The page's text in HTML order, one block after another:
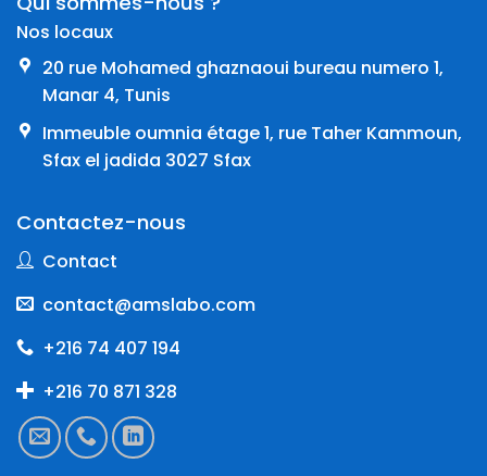
Nos locaux
20 rue Mohamed ghaznaoui bureau numero 1,
Manar 4, Tunis
Immeuble oumnia étage 1, rue Taher Kammoun,
Sfax el jadida 3027 Sfax
Contactez-nous
Contact
contact@amslabo.com
+216 74 407 194
+216 70 871 328